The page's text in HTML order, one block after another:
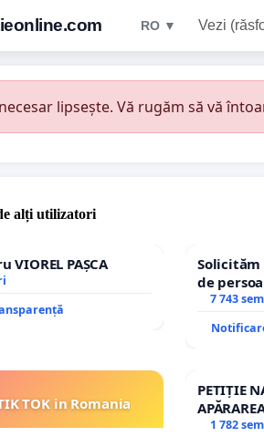
RO ▼ Vezi
lipsește. Vă rugăm să vă
alți utilizatori
PAȘCA
de
7 743
TOK in Romania
PETIȚIE
1 782